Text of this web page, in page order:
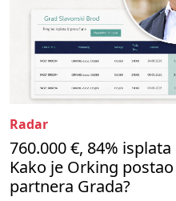
Radar
760.000 €, 84%
Kako je Orking
partnera Grada?